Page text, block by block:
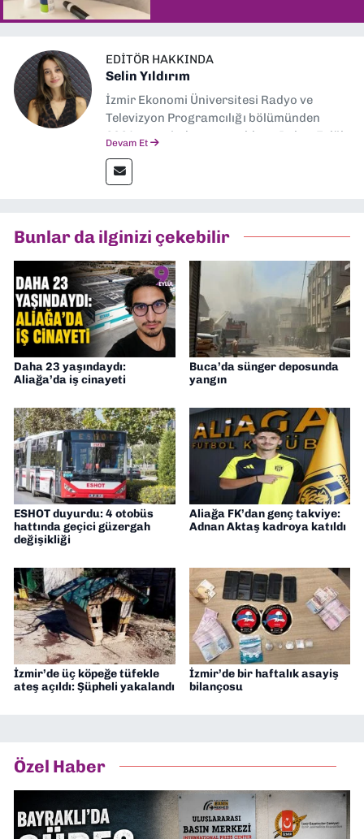
EDITÖR HAKKINDA
Selin Yıldırım
İzmir Ekonomi Üniversitesi Radyo ve
Televizyon Programcılığı bölümünden
2024 senesinde mezun oldum. Dokuz Eylül
editörlük görevini de üstleniyorum.
Devam Et
Bunlar da ilginizi çekebilir
Daha 23 yaşındaydı:
Aliağa’da iş cinayeti
Buca’da sünger deposunda
yangın
ESHOT duyurdu: 4 otobüs
hattında geçici güzergah
değişikliği
Aliağa FK’dan genç takviye:
Adnan Aktaş kadroya katıldı
İzmir’de üç köpeğe tüfekle
ateş açıldı: Şüpheli yakalandı
İzmir’de bir haftalık asayiş
bilançosu
Özel Haber